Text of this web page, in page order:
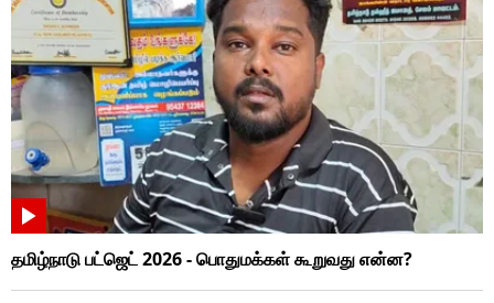
தமிழ்நாடு பட்ஜெட் 2026 - பொதுமக்கள் கூறுவது என்ன?